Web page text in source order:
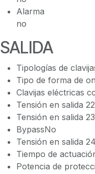
Alarma
no
SALIDA
Tipologías de
Tipo de forma de
Clavijas eléctricas
Tensión en salida
Tensión en salida
BypassNo
Tensión en salida
Tiempo de
Potencia de